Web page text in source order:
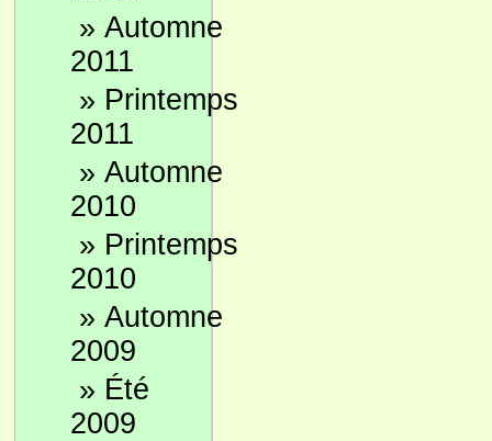
» Automne
2011
» Printemps
2011
» Automne
2010
» Printemps
2010
» Automne
2009
» Été
2009